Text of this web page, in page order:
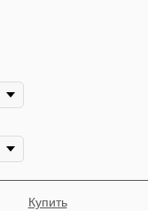
Купить